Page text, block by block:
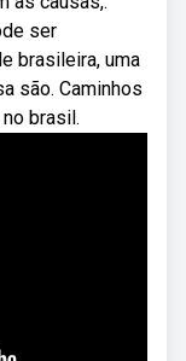
ser
brasileira, uma
são. Caminhos
brasil.